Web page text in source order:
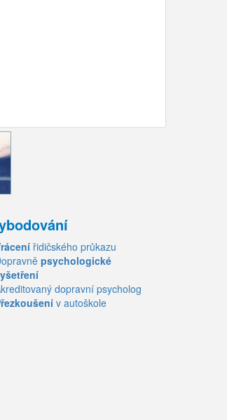
řidičského průkazu
psychologické
dopravní psycholog
v autoškole